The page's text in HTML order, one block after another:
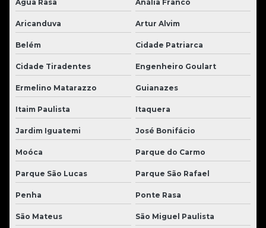
Água Rasa
Anália Franco
Aricanduva Artur Alvim
Belém Cidade Patriarca
Cidade Tiradentes Engenheiro Goulart
Ermelino Matarazzo Guianazes
Itaim Paulista Itaquera
Jardim Iguatemi José Bonifácio
Moóca Parque do Carmo
Parque São Lucas Parque São Rafael
Penha Ponte Rasa
São Mateus São Miguel Paulista